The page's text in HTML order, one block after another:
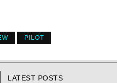
PILOT
LATEST POSTS